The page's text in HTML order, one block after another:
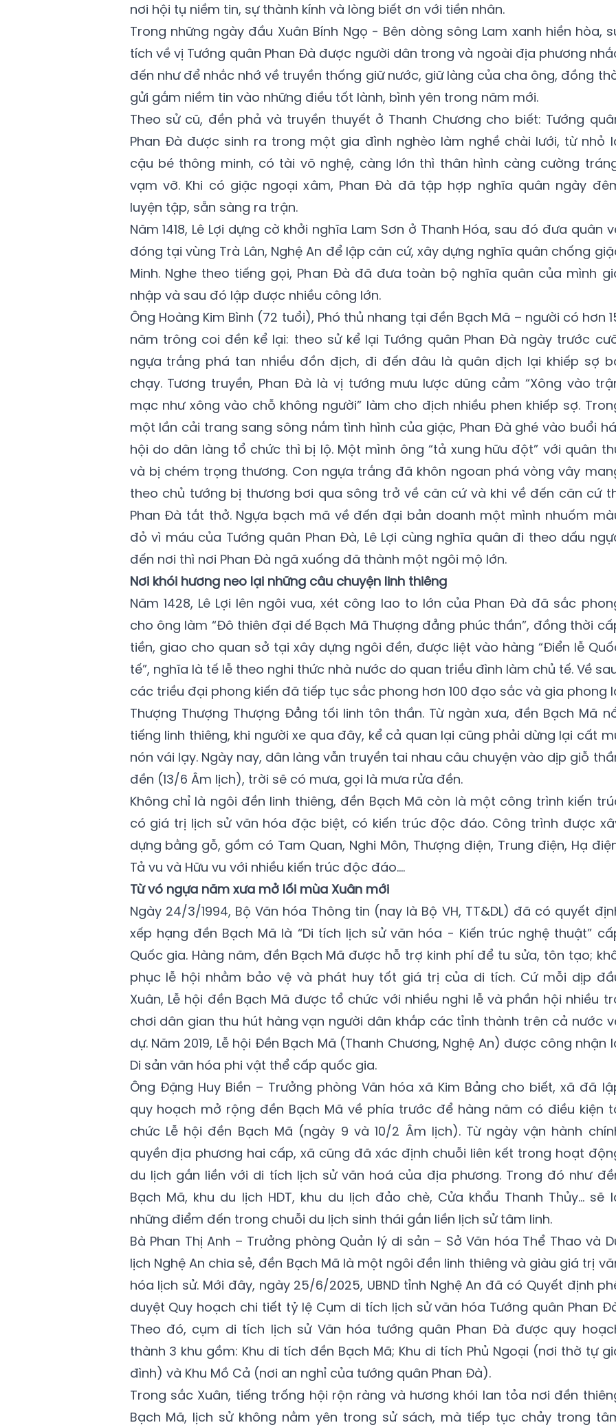
nơi hội tụ niềm tin, sự thành kính và lòng biết ơn với tiền nhân.
Trong những ngày đầu Xuân Bính Ngọ - Bên dòng sông Lam xanh hiền hòa,
tích về vị Tướng quân Phan Đà được người dân trong và ngoài địa phương
đến như để nhắc nhớ về truyền thống giữ nước, giữ làng của cha ông, đồng
gửi gắm niềm tin vào những điều tốt lành, bình yên trong năm mới.
Theo sử cũ, đền phả và truyền thuyết ở Thanh Chương cho biết: Tướng
Phan Đà được sinh ra trong một gia đình nghèo làm nghề chài lưới, từ nhỏ
cậu bé thông minh, có tài võ nghệ, càng lớn thì thân hình càng cường
vạm vỡ. Khi có giặc ngoại xâm, Phan Đà đã tập hợp nghĩa quân ngày
luyện tập, sẵn sàng ra trận.
Năm 1418, Lê Lợi dựng cờ khởi nghĩa Lam Sơn ở Thanh Hóa, sau đó đưa quân
đóng tại vùng Trà Lân, Nghệ An để lập căn cứ, xây dựng nghĩa quân chống
Minh. Nghe theo tiếng gọi, Phan Đà đã đưa toàn bộ nghĩa quân của mình
nhập và sau đó lập được nhiều công lớn.
Ông Hoàng Kim Bình (72 tuổi), Phó thủ nhang tại đền Bạch Mã – người có hơn
năm trông coi đền kể lại: theo sử kể lại Tướng quân Phan Đà ngày trước
ngựa trắng phá tan nhiều đồn địch, đi đến đâu là quân địch lại khiếp sợ
chạy. Tương truyền, Phan Đà là vị tướng mưu lược dũng cảm “Xông vào
mạc như xông vào chỗ không người” làm cho địch nhiều phen khiếp sợ.
một lần cải trang sang sông nắm tình hình của giặc, Phan Đà ghé vào buổi
hội do dân làng tổ chức thì bị lộ. Một mình ông “tả xung hữu đột” với quân
và bị chém trọng thương. Con ngựa trắng đã khôn ngoan phá vòng vây
theo chủ tướng bị thương bơi qua sông trở về căn cứ và khi về đến căn cứ
Phan Đà tắt thở. Ngựa bạch mã về đến đại bản doanh một mình nhuốm
đỏ vì máu của Tướng quân Phan Đà, Lê Lợi cùng nghĩa quân đi theo dấu
đến nơi thì nơi Phan Đà ngã xuống đã thành một ngôi mộ lớn.
Nơi khói hương neo lại những câu chuyện linh thiêng
Năm 1428, Lê Lợi lên ngôi vua, xét công lao to lớn của Phan Đà đã sắc
cho ông làm “Đô thiên đại đế Bạch Mã Thượng đẳng phúc thần”, đồng thời
tiền, giao cho quan sở tại xây dựng ngôi đền, được liệt vào hàng “Điển lễ
tế”, nghĩa là tế lễ theo nghi thức nhà nước do quan triều đình làm chủ tế. Về
các triều đại phong kiến đã tiếp tục sắc phong hơn 100 đạo sắc và gia phong
Thượng Thượng Thượng Đẳng tối linh tôn thần. Từ ngàn xưa, đền Bạch Mã
tiếng linh thiêng, khi người xe qua đây, kể cả quan lại cũng phải dừng lại cất
nón vái lạy. Ngày nay, dân làng vẫn truyền tai nhau câu chuyện vào dịp giỗ
đền (13/6 Âm lịch), trời sẽ có mưa, gọi là mưa rửa đền.
Không chỉ là ngôi đền linh thiêng, đền Bạch Mã còn là một công trình kiến
có giá trị lịch sử văn hóa đặc biệt, có kiến trúc độc đáo. Công trình được
dựng bằng gỗ, gồm có Tam Quan, Nghi Môn, Thượng điện, Trung điện, Hạ
Tả vu và Hữu vu với nhiều kiến trúc độc đáo….
Từ vó ngựa năm xưa mở lối mùa Xuân mới
Ngày 24/3/1994, Bộ Văn hóa Thông tin (nay là Bộ VH, TT&DL) đã có quyết
xếp hạng đền Bạch Mã là “Di tích lịch sử văn hóa - Kiến trúc nghệ thuật”
Quốc gia. Hàng năm, đền Bạch Mã được hỗ trợ kinh phí để tu sửa, tôn tạo;
phục lễ hội nhằm bảo vệ và phát huy tốt giá trị của di tích. Cứ mỗi dịp
Xuân, Lễ hội đền Bạch Mã được tổ chức với nhiều nghi lễ và phần hội nhiều
chơi dân gian thu hút hàng vạn người dân khắp các tỉnh thành trên cả nước
dự. Năm 2019, Lễ hội Đền Bạch Mã (Thanh Chương, Nghệ An) được công nhận
Di sản văn hóa phi vật thể cấp quốc gia.
Ông Đặng Huy Biền – Trưởng phòng Văn hóa xã Kim Bảng cho biết, xã đã
quy hoạch mở rộng đền Bạch Mã về phía trước để hàng năm có điều kiện
chức Lễ hội đền Bạch Mã (ngày 9 và 10/2 Âm lịch). Từ ngày vận hành
quyền địa phương hai cấp, xã cũng đã xác định chuỗi liên kết trong hoạt
du lịch gắn liền với di tích lịch sử văn hoá của địa phương. Trong đó như
Bạch Mã, khu du lịch HDT, khu du lịch đảo chè, Cửa khẩu Thanh Thủy… sẽ
những điểm đến trong chuỗi du lịch sinh thái gắn liền lịch sử tâm linh.
Bà Phan Thị Anh – Trưởng phòng Quản lý di sản – Sở Văn hóa Thể Thao và
lịch Nghệ An chia sẻ, đền Bạch Mã là một ngôi đền linh thiêng và giàu giá trị
hóa lịch sử. Mới đây, ngày 25/6/2025, UBND tỉnh Nghệ An đã có Quyết định
duyệt Quy hoạch chi tiết tỷ lệ Cụm di tích lịch sử văn hóa Tướng quân Phan
Theo đó, cụm di tích lịch sử Văn hóa tướng quân Phan Đà được quy
thành 3 khu gồm: Khu di tích đền Bạch Mã; Khu di tích Phủ Ngoại (nơi thờ tự
đình) và Khu Mồ Cả (nơi an nghỉ của tướng quân Phan Đà).
Trong sắc Xuân, tiếng trống hội rộn ràng và hương khói lan tỏa nơi đền
Bạch Mã, lịch sử không nằm yên trong sử sách, mà tiếp tục chảy trong